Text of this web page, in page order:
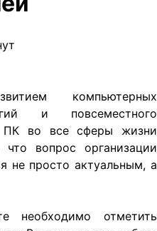
компьютерных
и повсеместного
ПК во все сферы жизни
вопрос организации
не просто актуальным, а
необходимо отметить